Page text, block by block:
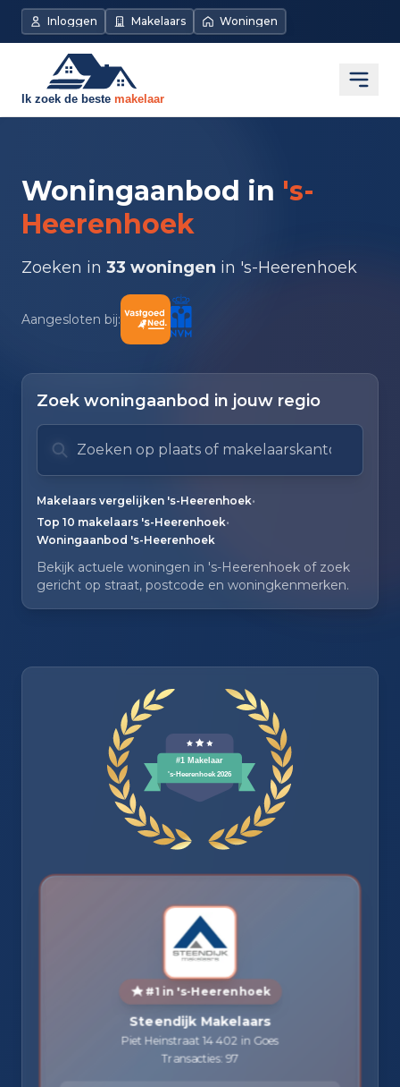
Inloggen Makelaars Woningen
Woningaanbod in 's-
Heerenhoek
Zoeken in 33 woningen in 's-Heerenhoek
Aangesloten bij:
Zoek woningaanbod in jouw regio
Zoek op plaats of makelaarskantoor
Typ om te zoeken. Gebruik pijl omlaag en pijl
Makelaars vergelijken 's-Heerenhoek•
Top 10 makelaars 's-Heerenhoek•
Woningaanbod 's-Heerenhoek
Bekijk actuele woningen in 's-Heerenhoek of zoek
gericht op straat, postcode en woningkenmerken.
#1 in 's-Heerenhoek
Steendijk Makelaars
Piet Heinstraat 14 402 in Goes
Transacties: 97